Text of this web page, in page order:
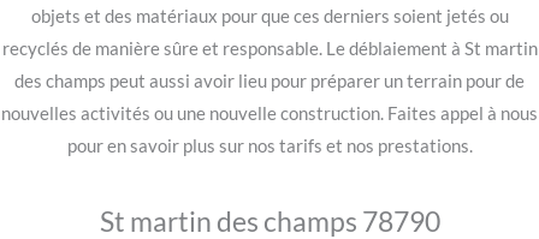
objets et des matériaux pour que ces derniers soient jetés ou
recyclés de manière sûre et responsable. Le déblaiement à St martin
des champs peut aussi avoir lieu pour préparer un terrain pour de
nouvelles activités ou une nouvelle construction. Faites appel à nous
pour en savoir plus sur nos tarifs et nos prestations.
St martin des champs 78790